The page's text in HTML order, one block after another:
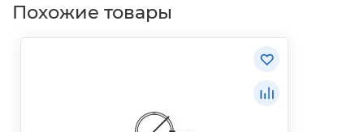
Похожие товары